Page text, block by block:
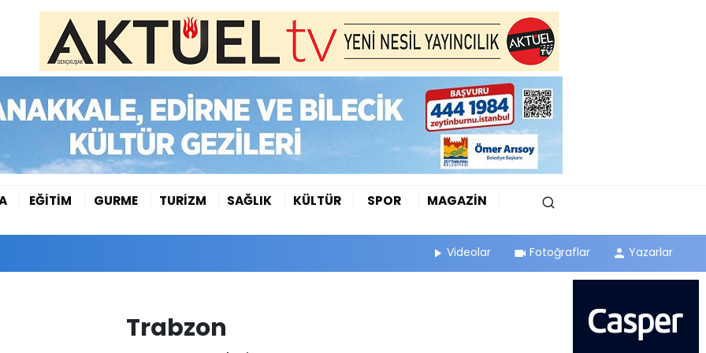
EĞİTİM GURME TURİZM SAĞLIK KÜLTÜR SPOR
MAGAZİN
Videolar Fotoğraflar Yazarlar
Trabzon